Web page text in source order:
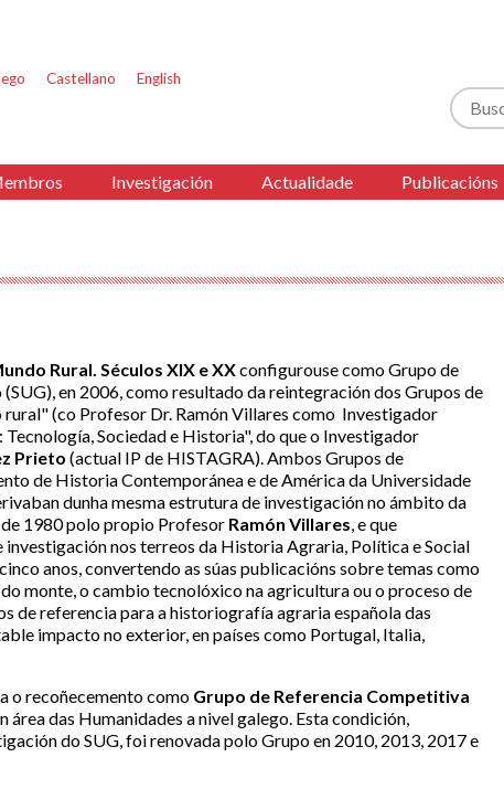
Castellano English
Buscar
Investigación Actualidade Publicacións
Rural. Séculos XIX e XXconfigurouse como Grupo de
en 2006, como resultado da reintegración dos Grupos de
(co Profesor Dr. Ramón Villares como Investigador
Sociedad e Historia", do que o Investigador
Prieto (actual IP de HISTAGRA). Ambos Grupos de
de Historia Contemporánea e de América da Universidade
dunha mesma estrutura de investigación no ámbito da
1980 polo propio Profesor Ramón Villares, e que
nos terreos da Historia Agraria, Política e Social
anos, convertendo as súas publicacións sobre temas como
monte, o cambio tecnolóxico na agricultura ou o proceso de
de referencia para a historiografía agraria española das
impacto no exterior, en países como Portugal, Italia,
o recoñecemento como Grupo de Referencia Competitiva
área das Humanidades a nivel galego. Esta condición,
do SUG, foi renovada polo Grupo en 2010, 2013, 2017 e